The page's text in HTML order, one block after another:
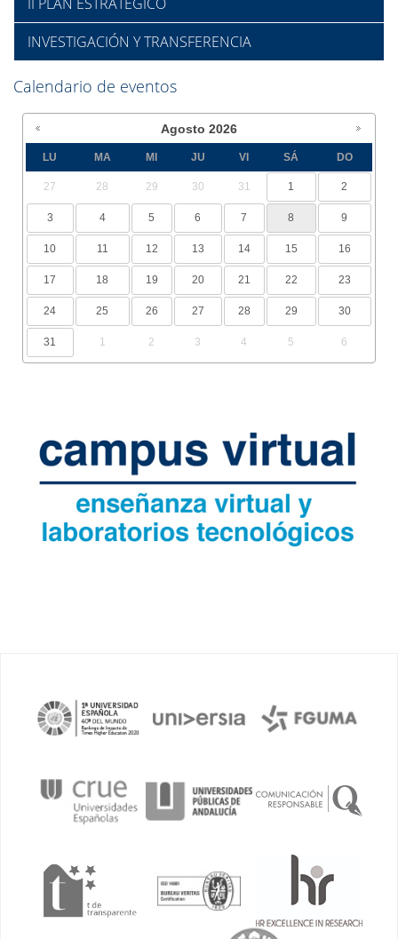
INVESTIGACIÓN Y TRANSFERENCIA
Calendario de eventos
Agosto 2026
LU MA MI JU VI SÁ DO
27 28 29 30 31 1 2
3 4 5 6 7 8 9
10 11 12 13 14 15 16
17 18 19 20 21 22 23
24 25 26 27 28 29 30
31 1 2 3 4 5 6